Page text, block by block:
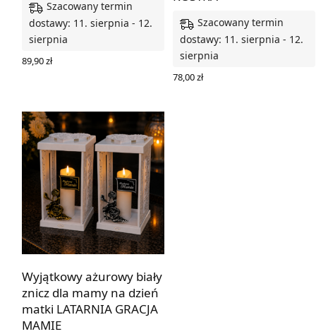
Szacowany termin
dostawy: 11. sierpnia - 12.
sierpnia
89,90zł
Szacowany termin
dostawy: 11. sierpnia - 12.
sierpnia
78,00zł
Wyjątkowy ażurowy biały
znicz dla mamy na dzień
matki LATARNIA GRACJA
MAMIE